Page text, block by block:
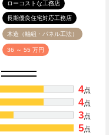
ローコストな工務店
長期優良住宅対応工務店
木造（軸組・パネル工法）
36 ～ 55 万円
4点
4点
3点
5点